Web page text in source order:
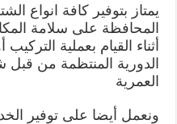
يمتاز بتوفير كافة انواع
المحافظة على سلامة
أثناء القيام بعملية
الدورية المنتظمة من
العمرية
ونعمل أيضا على توفير